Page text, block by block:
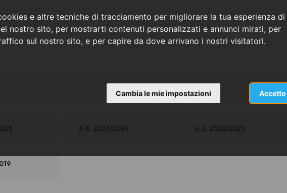
e altre tecniche di tracciamento per migliorare la tua esperienza di
nostro sito, per mostrarti contenuti personalizzati e annunci mirati, per
sul nostro sito, e per capire da dove arrivano i nostri visitatori.
Accetto
Cambia le mie impostazioni
A.S. 2023/2024 A.S. 2022/2023